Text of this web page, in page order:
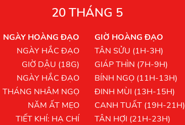
20 THÁNG 5
NGÀY HOÀNG ĐẠO
NGÀY HẮC ĐẠO
GIỜ DẬU (18G)
NGÀY HẮC ĐẠO
THÁNG NHÂM NGỌ
NĂM ẤT MẸO
TIẾT KHÍ: HẠ CHÍ
GIỜ HOÀNG ĐẠO
TÂN SỬU (1H-3H)
GIÁP THÌN (7H-9H)
BÍNH NGỌ (11H-13H)
ĐINH MÙI (13H-15H)
CANH TUẤT (19H-21H)
TÂN HỢI (21H-23H)